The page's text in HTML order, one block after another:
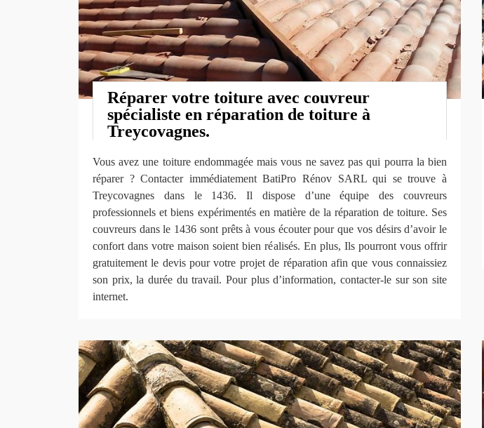
Réparer votre toiture avec couvreur
spécialiste en réparation de toiture à
Treycovagnes.
Vous avez une toiture endommagée mais vous ne savez pas qui pourra la bien
réparer ? Contacter immédiatement BatiPro Rénov SARL qui se trouve à
Treycovagnes dans le 1436. Il dispose d’une équipe des couvreurs
professionnels et biens expérimentés en matière de la réparation de toiture. Ses
couvreurs dans le 1436 sont prêts à vous écouter pour que vos désirs d’avoir le
confort dans votre maison soient bien réalisés. En plus, Ils pourront vous offrir
gratuitement le devis pour votre projet de réparation afin que vous connaissiez
son prix, la durée du travail. Pour plus d’information, contacter-le sur son site
internet.